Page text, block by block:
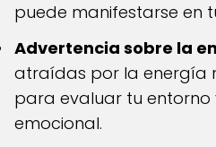
puede manifestarse en
Advertencia sobre la
atraídas por la energía
para evaluar tu entorno
emocional.